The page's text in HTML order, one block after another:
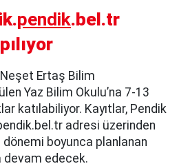
pendik.bel.tr
Ertaş Bilim
Yaz Bilim Okulu’na 7-13
katılabiliyor. Kayıtlar, Pendik
adresi üzerinden
dönemi boyunca planlanan
edecek.